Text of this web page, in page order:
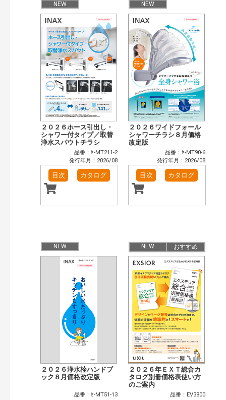
NEW
２０２６ホース引出し・
シャワー付タイプ／取替
浄水スパウトチラシ
品番：ｾ-MT211-2
発行年月：2026/08
目次 カタログ
NEW
２０２６ワイドフォール
シャワーチラシ８月価格
改定版
品番：ｾ-MT90-6
発行年月：2026/08
目次 カタログ
NEW
２０２６浄水栓ハンドブ
ック８月価格改定版
品番：ｾ-MT51-13
NEW おすすめ
２０２６年ＥＸＴ総合カ
タログ別冊価格表使い方
のご案内
品番：EV3800